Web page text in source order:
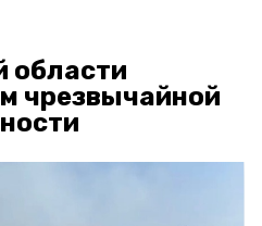
области
чрезвычайной